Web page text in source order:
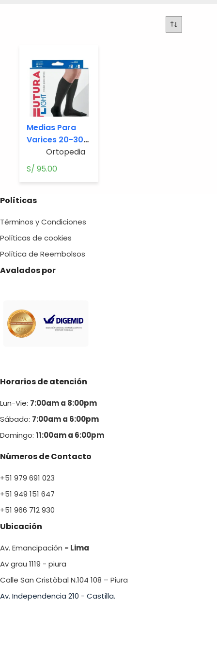
Medias Para
Varices 20-30
Mm/Hg Hasta
La Rodilla Firme
Comprension
Ortopedia.
S/ 95.00
Políticas
Términos y Condiciones
Políticas de cookies
Política de Reembolsos
Avalados por
Horarios de atención
Lun-Vie: 7:00am a 8:00pm
Sábado: 7:00am a 6:00pm
Domingo: 11:00am a 6:00pm
Números de Contacto
+51 979 691 023
+51 949 151 647
+51 966 712 930
Ubicación
Av. Emancipación - Lima
Av grau 1119 - piura
Calle San Cristòbal N.104 108 – Piura
Av. Independencia 210 - Castilla.